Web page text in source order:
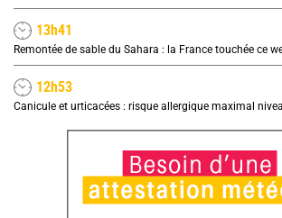
13h41
Remontée de sable du Sahara : la France touchée ce
12h53